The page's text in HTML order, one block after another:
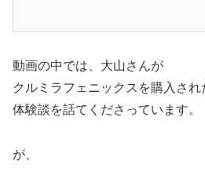
動画の中では、大山さんが
クルミラフェニックスを購入され
体験談を話てくださっています。
が、